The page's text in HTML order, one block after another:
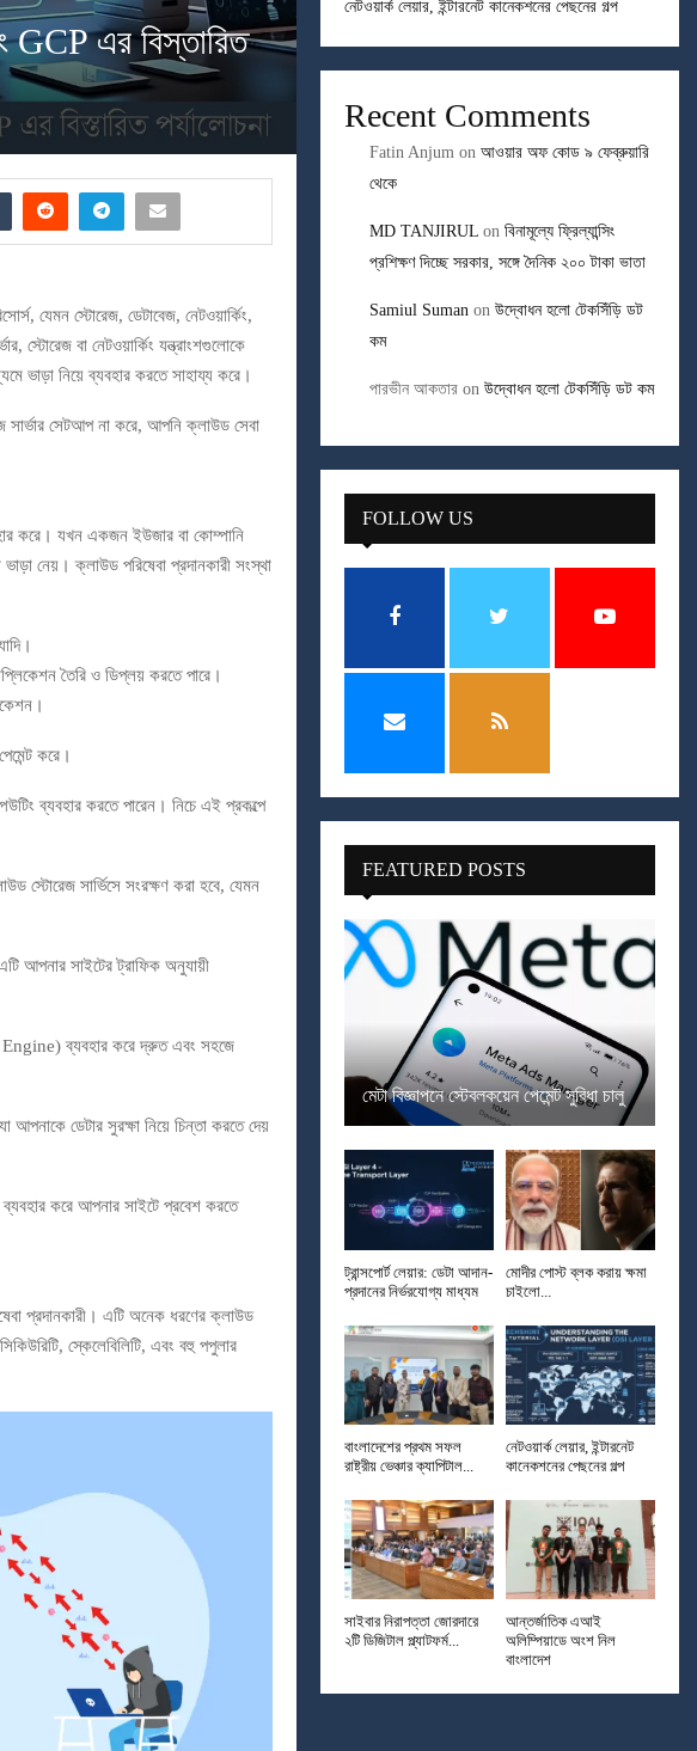
এর বিস্তারিত
যেমন স্টোরেজ, ডেটাবেজ, নেটওয়ার্কিং,
স্টোরেজ বা নেটওয়ার্কিং যন্ত্রাংশগুলোকে
ভাড়া নিয়ে ব্যবহার করতে সাহায্য করে।
সেটআপ না করে, আপনি ক্লাউড সেবা
করে। যখন একজন ইউজার বা কোম্পানি
নেয়। ক্লাউড পরিষেবা প্রদানকারী সংস্থা
তৈরি ও ডিপ্লয় করতে পারে।
করে।
ব্যবহার করতে পারেন। নিচে এই প্রকল্পে
স্টোরেজ সার্ভিসে সংরক্ষণ করা হবে, যেমন
আপনার সাইটের ট্রাফিক অনুযায়ী
ব্যবহার করে দ্রুত এবং সহজে
আপনাকে ডেটার সুরক্ষা নিয়ে চিন্তা করতে দেয়
করে আপনার সাইটে প্রবেশ করতে
প্রদানকারী। এটি অনেক ধরণের ক্লাউড
স্কেলেবিলিটি, এবং বহু পপুলার
নেটওয়ার্ক লেয়ার, ইন্টারনেট কানেকশনের পেছনের গল্প
Recent Comments
Fatin Anjum on আওয়ার অফ কোড ৯ ফেব্রুয়ারি
থেকে
MD TANJIRUL on বিনামূল্যে ফ্রিল্যান্সিং
প্রশিক্ষণ দিচ্ছে সরকার, সঙ্গে দৈনিক ২০০ টাকা ভাতা
Samiul Suman on উদ্বোধন হলো টেকসিঁড়ি ডট
কম
পারভীন আকতার on উদ্বোধন হলো টেকসিঁড়ি ডট কম
FOLLOW US
FEATURED POSTS
মেটা বিজ্ঞাপনে স্টেবলকয়েন পেমেন্ট সুবিধা চালু
ট্রান্সপোর্ট লেয়ার: ডেটা আদান-
প্রদানের নির্ভরযোগ্য মাধ্যম
মোদীর পোস্ট ব্লক করায় ক্ষমা
চাইলো...
বাংলাদেশের প্রথম সফল
রাষ্ট্রীয় ভেঞ্চার ক্যাপিটাল...
নেটওয়ার্ক লেয়ার, ইন্টারনেট
কানেকশনের পেছনের গল্প
সাইবার নিরাপত্তা জোরদারে
২টি ডিজিটাল প্ল্যাটফর্ম...
আন্তর্জাতিক এআই
অলিম্পিয়াডে অংশ নিল
বাংলাদেশ